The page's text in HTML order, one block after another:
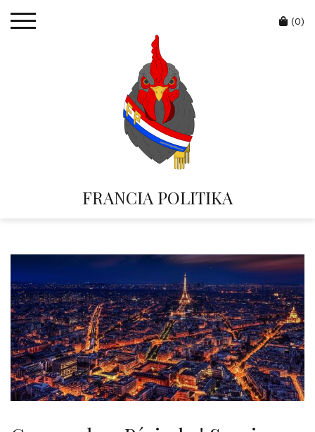
FRANCIA POLITIKA
Cart
(0)